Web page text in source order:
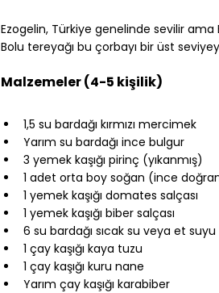
Ezogelin, Türkiye genelinde sevilir
Bolu tereyağı bu çorbayı bir üst
Malzemeler (4-5 kişilik)
1,5 su bardağı kırmızı mercimek
Yarım su bardağı ince bulgur
3 yemek kaşığı pirinç (yıkanmış)
1 adet orta boy soğan (ince
1 yemek kaşığı domates salçası
1 yemek kaşığı biber salçası
6 su bardağı sıcak su veya et suyu
1 çay kaşığı kaya tuzu
1 çay kaşığı kuru nane
Yarım çay kaşığı karabiber